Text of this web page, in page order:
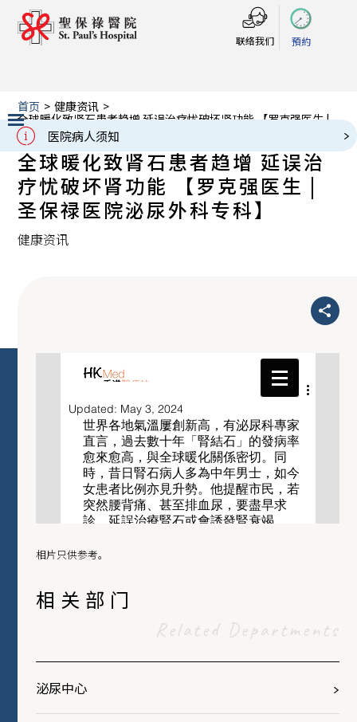
联络我们 預約
医院病人须知
Slide 2 of 3.
首页 > 健康资讯 >
全球暖化致肾石患者趋增 延误治疗忧破坏肾功能 【罗克强医生 |
圣保禄医院泌尿外科专科】
全球暖化致肾石患者趋增 延误治
疗忧破坏肾功能 【罗克强医生 |
圣保禄医院泌尿外科专科】
健康资讯
相片只供参考。
相关部门
Related Departments
泌尿中心